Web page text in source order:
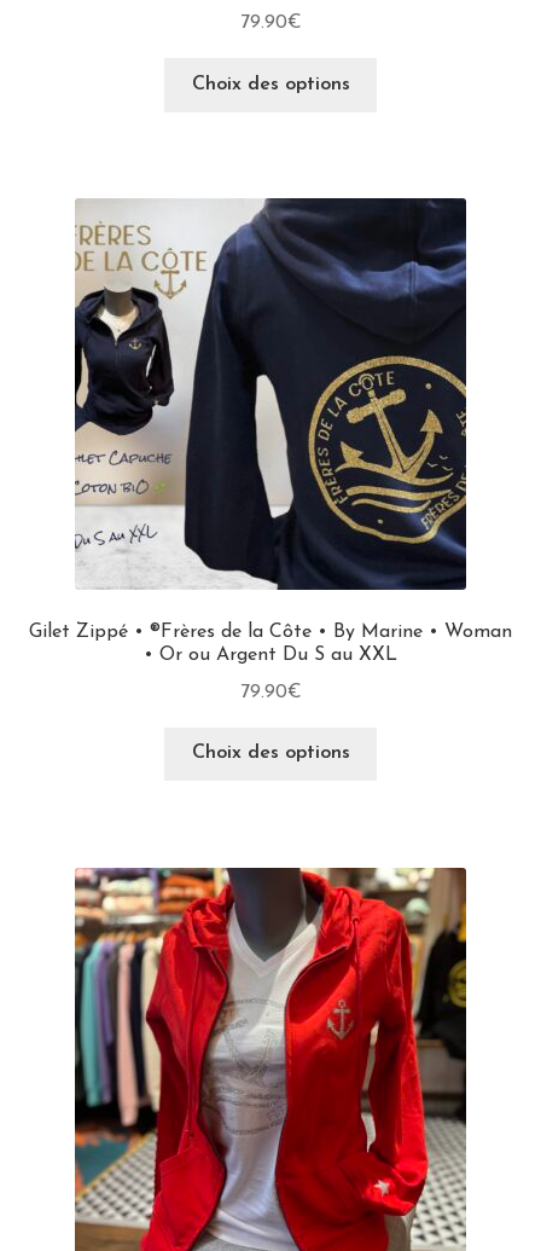
79.90€
Choix des options
Gilet Zippé • ®Frères de la Côte • By Marine • Woman
• Or ou Argent Du S au XXL
79.90€
Choix des options